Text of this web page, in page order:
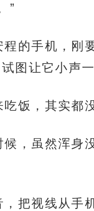
”
程的手机，刚
图让它小声一
饭，其实都
候，虽然浑身
把视线从手